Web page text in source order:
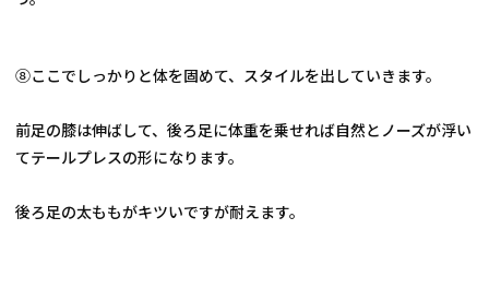
⑧ここでしっかりと体を固めて、スタイルを出していきます。
前足の膝は伸ばして、後ろ足に体重を乗せれば自然とノーズが浮い
てテールプレスの形になります。
後ろ足の太ももがキツいですが耐えます。